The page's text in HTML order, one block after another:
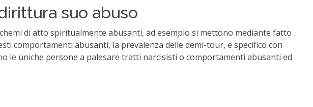
suo abuso
di atto spiritualmente abusanti, ad esempio si mettono mediante fatto
comportamenti abusanti, la prevalenza delle demi-tour, e specifico con
le uniche persone a palesare tratti narcisisti o comportamenti abusanti ed